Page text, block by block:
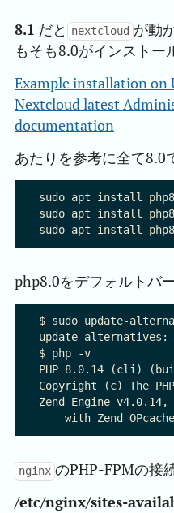
8.1 だと nextcloud が動
もそも8.0がインストー
Example installation on
Nextcloud latest
documentation
あたりを参考に全て8.0
sudo apt install
sudo apt install
php8.0をデフォルトバ
$ sudo update-
update-alternatives: /
$ php -v
PHP 8.0.14 (cli)
Copyright (c) The
Zend Engine
nginx のPHP-FPMの接
/etc/nginx/sites-